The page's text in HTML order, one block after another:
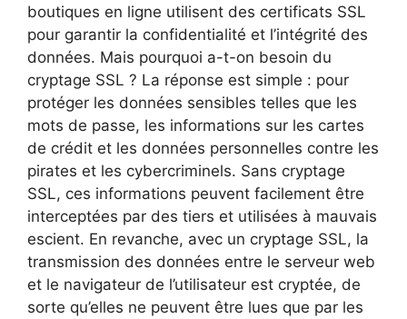
boutiques en ligne utilisent des certificats SSL
pour garantir la confidentialité et l’intégrité des
données. Mais pourquoi a-t-on besoin du
cryptage SSL ? La réponse est simple : pour
protéger les données sensibles telles que les
mots de passe, les informations sur les cartes
de crédit et les données personnelles contre les
pirates et les cybercriminels. Sans cryptage
SSL, ces informations peuvent facilement être
interceptées par des tiers et utilisées à mauvais
escient. En revanche, avec un cryptage SSL, la
transmission des données entre le serveur web
et le navigateur de l’utilisateur est cryptée, de
sorte qu’elles ne peuvent être lues que par les